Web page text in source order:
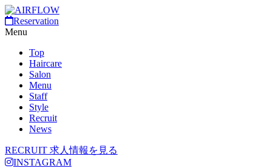
Reservation
Menu
Top
Haircare
Salon
Menu
Staff
Style
Recruit
News
RECRUIT 求人情報を見る
INSTAGRAM